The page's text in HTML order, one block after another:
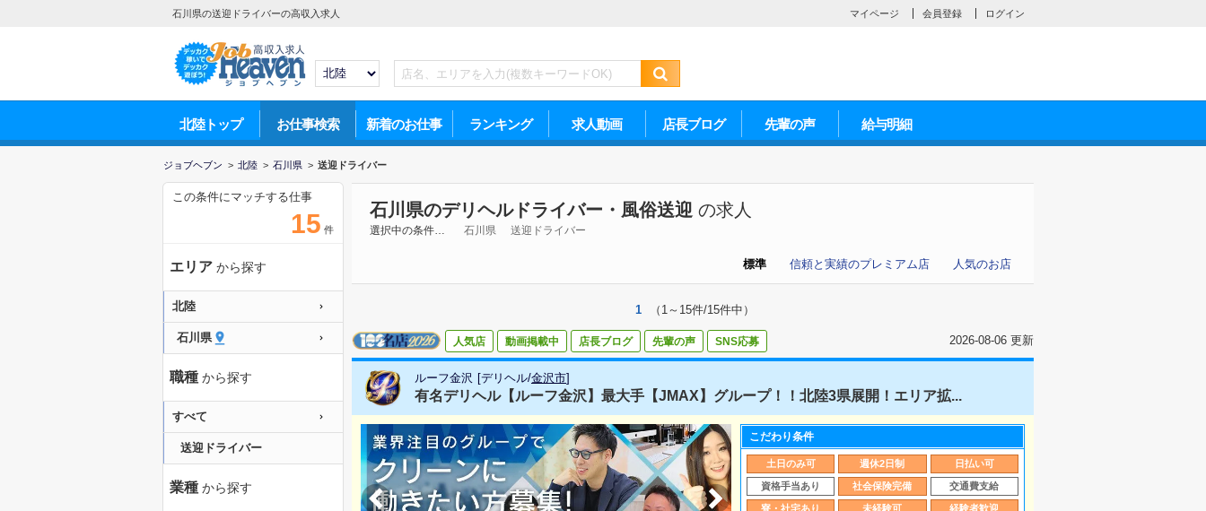
石川県の送迎ドライバーの高収入求人 マイページ 会員登録 ログイン
北陸トップ お仕事検索 新着のお仕事 ランキング 求人動画 店長ブログ 先輩の声 給与明細
ジョブヘブン > 北陸 > 石川県 > 送迎ドライバー
石川県のデリヘルドライバー・風俗送迎 の求人
選択中の条件… 石川県 送迎ドライバー
人気のお店
信頼と実績のプレミアム店
標準
1 （1～15件/15件中）
人気店 動画掲載中 店長ブログ 先輩の声 SNS応募 2026-08-06 更新
ルーフ金沢 [デリヘル/金沢市]
有名デリヘル【ルーフ金沢】最大手【JMAX】グループ！！北陸3県展開！エリア拡...
こだわり条件
土日のみ可 週休2日制 日払い可
資格手当あり 社会保険完備 交通費支給
寮・社宅あり 未経験可 経験者歓迎
この条件にマッチする仕事
15 件
エリア から探す
北陸
石川県
職種 から探す
すべて
送迎ドライバー
業種 から探す